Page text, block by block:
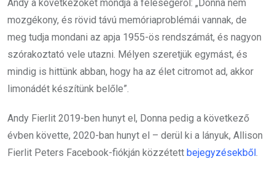
Andy a következőket mondja a feleségéről: „Donna nem
mozgékony, és rövid távú memóriaproblémái vannak, de
meg tudja mondani az apja 1955-ös rendszámát, és nagyon
szórakoztató vele utazni. Mélyen szeretjük egymást, és
mindig is hittünk abban, hogy ha az élet citromot ad, akkor
limonádét készítünk belőle”.
Andy Fierlit 2019-ben hunyt el, Donna pedig a következő
évben követte, 2020-ban hunyt el – derül ki a lányuk, Allison
Fierlit Peters Facebook-fiókján közzétett bejegyzésekből.